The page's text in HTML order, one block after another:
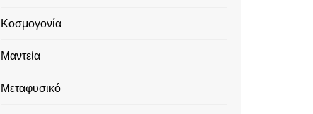
Κοσμογονία
Μαντεία
Μεταφυσικό